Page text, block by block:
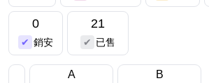
0
銷安
21
已售
A B